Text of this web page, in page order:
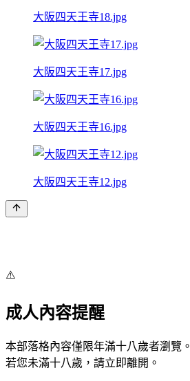
大阪四天王寺18.jpg
大阪四天王寺17.jpg
大阪四天王寺16.jpg
大阪四天王寺12.jpg
⚠️
成人內容提醒
本部落格內容僅限年滿十八歲者瀏覽。
若您未滿十八歲，請立即離開。